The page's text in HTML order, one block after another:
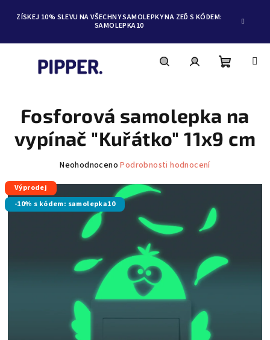
obsah
ZÍSKEJ 10% SLEVU NA VŠECHNY SAMOLEPKY NA ZEĎ S KÓDEM:
SAMOLEPKA10
košík
Fosforová samolepka na
vypínač "Kuřátko" 11x9 cm
Průměrné
je
0,0
Neohodnoceno Podrobnosti hodnocení
Výprodej
-10% s kódem: samolepka10